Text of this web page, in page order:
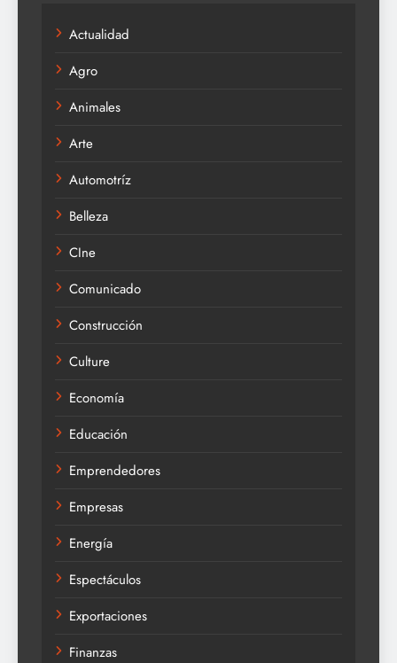
Actualidad
Agro
Animales
Arte
Automotríz
Belleza
CIne
Comunicado
Construcción
Culture
Economía
Educación
Emprendedores
Empresas
Energía
Espectáculos
Exportaciones
Finanzas